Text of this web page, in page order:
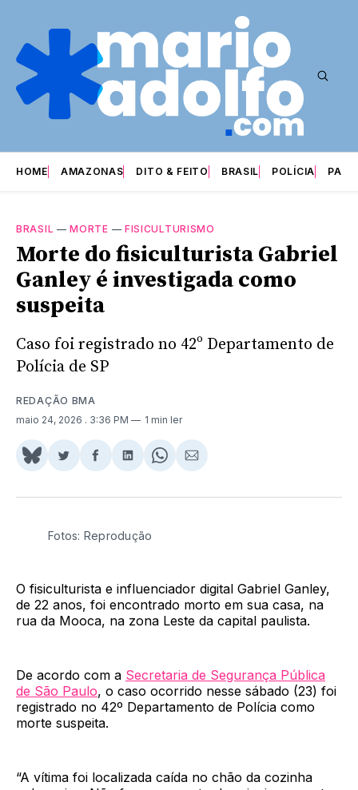
HOME AMAZONAS DITO & FEITO BRASIL POLÍCIA
BRASIL —MORTE — FISICULTURISMO
Morte do fisiculturista Gabriel
Ganley é investigada como
suspeita
Caso foi registrado no 42º Departamento de
Polícia de SP
REDAÇÃO BMA
maio 24, 2026 . 3:36 PM 1 min ler
Share
BlueSky
Compartilhar
Twitter
Compartilhar
Facebook
Compartilhar
LinkedIn
Share
WhatsApp
Compartilhar
Email
Fotos: Reprodução
O fisiculturista e influenciador digital Gabriel Ganley,
de 22 anos, foi encontrado morto em sua casa, na
rua da Mooca, na zona Leste da capital paulista.
De acordo com a Secretaria de Segurança Pública
de São Paulo, o caso ocorrido nesse sábado (23) foi
registrado no 42º Departamento de Polícia como
morte suspeita.
“A vítima foi localizada caída no chão da cozinha